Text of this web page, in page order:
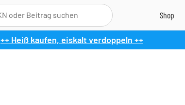
++ Heiß kaufen, eiskalt verdoppeln ++